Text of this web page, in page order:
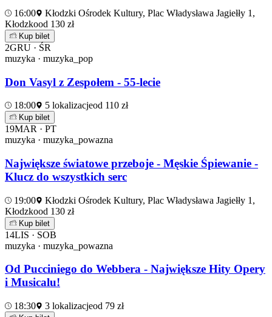
16:00
Kłodzki Ośrodek Kultury, Plac Władysława Jagiełły 1,
Kłodzkood 130 zł
Kup bilet
2GRU · ŚR
muzyka · muzyka_pop
Don Vasyl z Zespołem - 55-lecie
18:00 5 lokalizacjeod 110 zł
Kup bilet
19MAR · PT
muzyka · muzyka_powazna
Największe światowe przeboje - Męskie Śpiewanie -
Klucz do wszystkich serc
19:00
Kłodzki Ośrodek Kultury, Plac Władysława Jagiełły 1,
Kłodzkood 130 zł
Kup bilet
14LIS · SOB
muzyka · muzyka_powazna
Od Pucciniego do Webbera - Największe Hity Opery
i Musicalu!
18:30 3 lokalizacjeod 79 zł